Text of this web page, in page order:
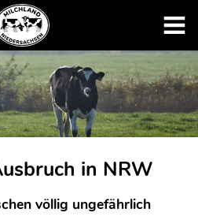
in NRW
völlig ungefährlich